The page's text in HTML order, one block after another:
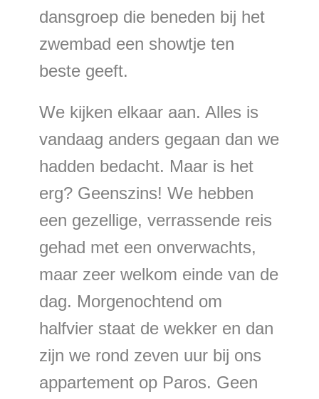
dansgroep die beneden bij het
zwembad een showtje ten
beste geeft.
We kijken elkaar aan. Alles is
vandaag anders gegaan dan we
hadden bedacht. Maar is het
erg? Geenszins! We hebben
een gezellige, verrassende reis
gehad met een onverwachts,
maar zeer welkom einde van de
dag. Morgenochtend om
halfvier staat de wekker en dan
zijn we rond zeven uur bij ons
appartement op Paros. Geen